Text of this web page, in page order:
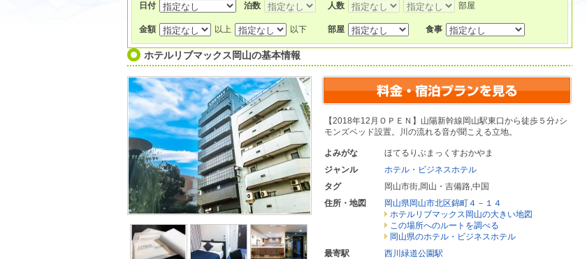
日付 泊数 人数 部屋
金額 以上 以下 部屋 食事
ホテルリブマックス岡山の基本情報
【2018年12月ＯＰＥＮ】山陽新幹線岡山駅東口から徒歩５分♪シ
モンズベッド設置。川の流れる音が聞こえる立地。
よみがな
ほてるりぶまっくすおかやま
ジャンル
ホテル・ビジネスホテル
タグ
岡山市街,岡山・吉備路,中国
住所・地図
岡山県岡山市北区錦町４－１４
ホテルリブマックス岡山の大きい地図
この場所へのルートを調べる
岡山県のホテル・ビジネスホテル
最寄駅
西川緑道公園駅